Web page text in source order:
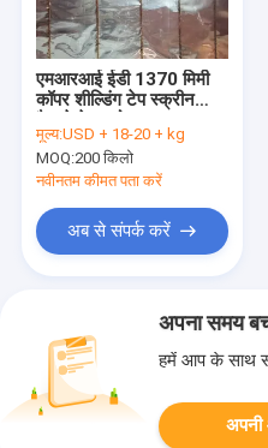
एमआरआई ईडी 1370 मिमी
कॉपर शील्डिंग टेप स्क्रीन
मूल्य:USD + 18-20 + kg
MOQ:200 किलो
नवीनतम कीमत पता करें
अब से संपर्क करें
अपना समय
हमें आप के साथ
अपनी